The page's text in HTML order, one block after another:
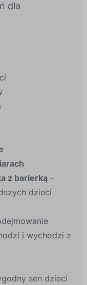
dla
z barierką -
dzieci
i wychodzi z
sen dzieci